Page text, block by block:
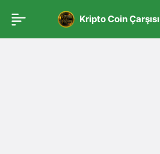
Kripto Coin Çarşısı